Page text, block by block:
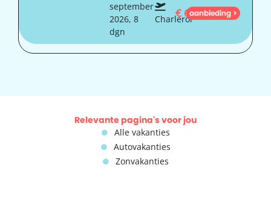
september
2026, 8
dgn
Charleroi
€613
aanbieding >
Relevante pagina's voor jou
Alle vakanties
Autovakanties
Zonvakanties